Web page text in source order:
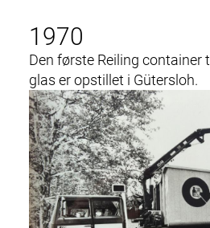
1970
Den første Reiling container t
glas er opstillet i Gütersloh.